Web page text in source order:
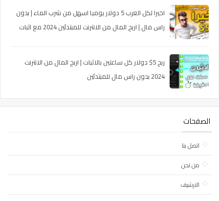
اخيرا لكل العرب 5 دولار يوميا اسهل من شرب الماء | بدون
راس مال | اربح المال من الانترنت للمبتدئين 2024 مع اثبات
ربح 5$ دولار كل ساعتين بالاثبات | اربح المال من الانترنت
2024 بدون راس مال للمبتدئين
الصفحات
اتصل بنا
من نحن
الارشيف